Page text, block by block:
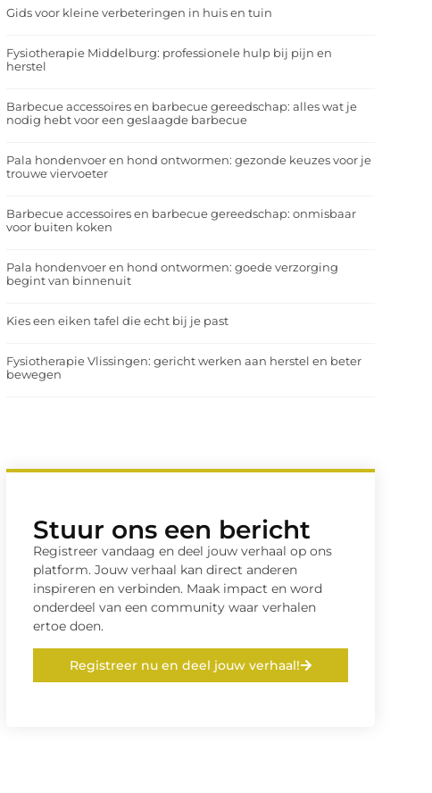
Gids voor kleine verbeteringen in huis en tuin
Fysiotherapie Middelburg: professionele hulp bij pijn en
herstel
Barbecue accessoires en barbecue gereedschap: alles wat je
nodig hebt voor een geslaagde barbecue
Pala hondenvoer en hond ontwormen: gezonde keuzes voor je
trouwe viervoeter
Barbecue accessoires en barbecue gereedschap: onmisbaar
voor buiten koken
Pala hondenvoer en hond ontwormen: goede verzorging
begint van binnenuit
Kies een eiken tafel die echt bij je past
Fysiotherapie Vlissingen: gericht werken aan herstel en beter
bewegen
Stuur ons een bericht
Registreer vandaag en deel jouw verhaal op ons
platform. Jouw verhaal kan direct anderen
inspireren en verbinden. Maak impact en word
onderdeel van een community waar verhalen
ertoe doen.
Registreer nu en deel jouw verhaal!